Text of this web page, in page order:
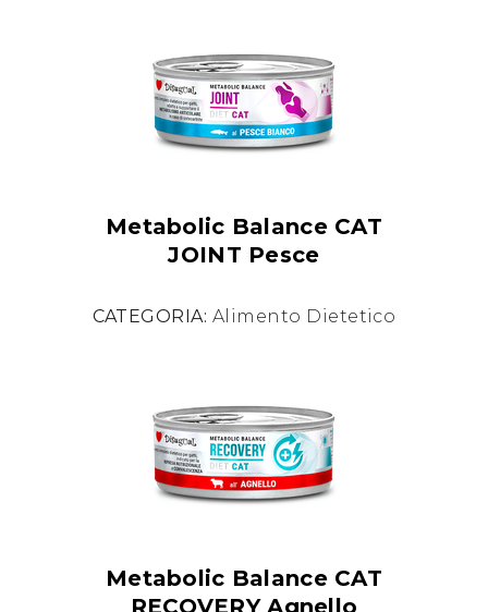
Metabolic Balance CAT
JOINT Pesce
CATEGORIA: Alimento Dietetico
Metabolic Balance CAT
RECOVERY Agnello